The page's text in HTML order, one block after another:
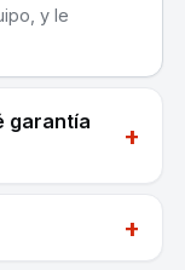
y le
garantía
+
+